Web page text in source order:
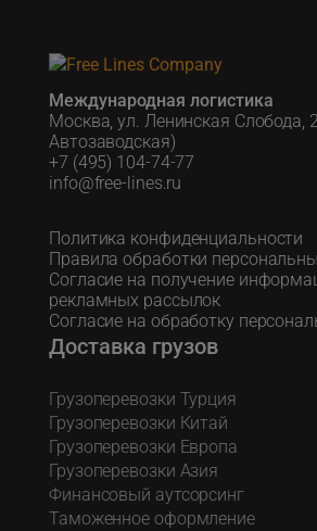
Международная логистика
Москва, ул. Ленинская Слобода,
Автозаводская)
+7 (495) 104-74-77
info@free-lines.ru
Политика конфиденциальности
Правила обработки
Согласие на получение
рекламных рассылок
Согласие на обработку
Доставка грузов
Грузоперевозки Турция
Грузоперевозки Китай
Грузоперевозки Европа
Грузоперевозки Азия
Финансовый аутсорсинг
Таможенное оформление